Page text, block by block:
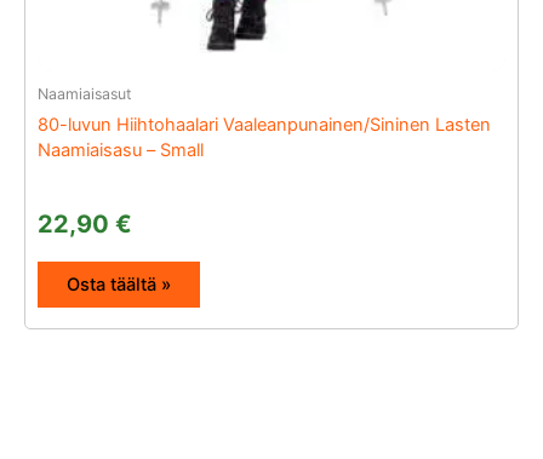
Naamiaisasut
80-luvun Hiihtohaalari Vaaleanpunainen/Sininen Lasten
Naamiaisasu – Small
22,90 €
Osta täältä »